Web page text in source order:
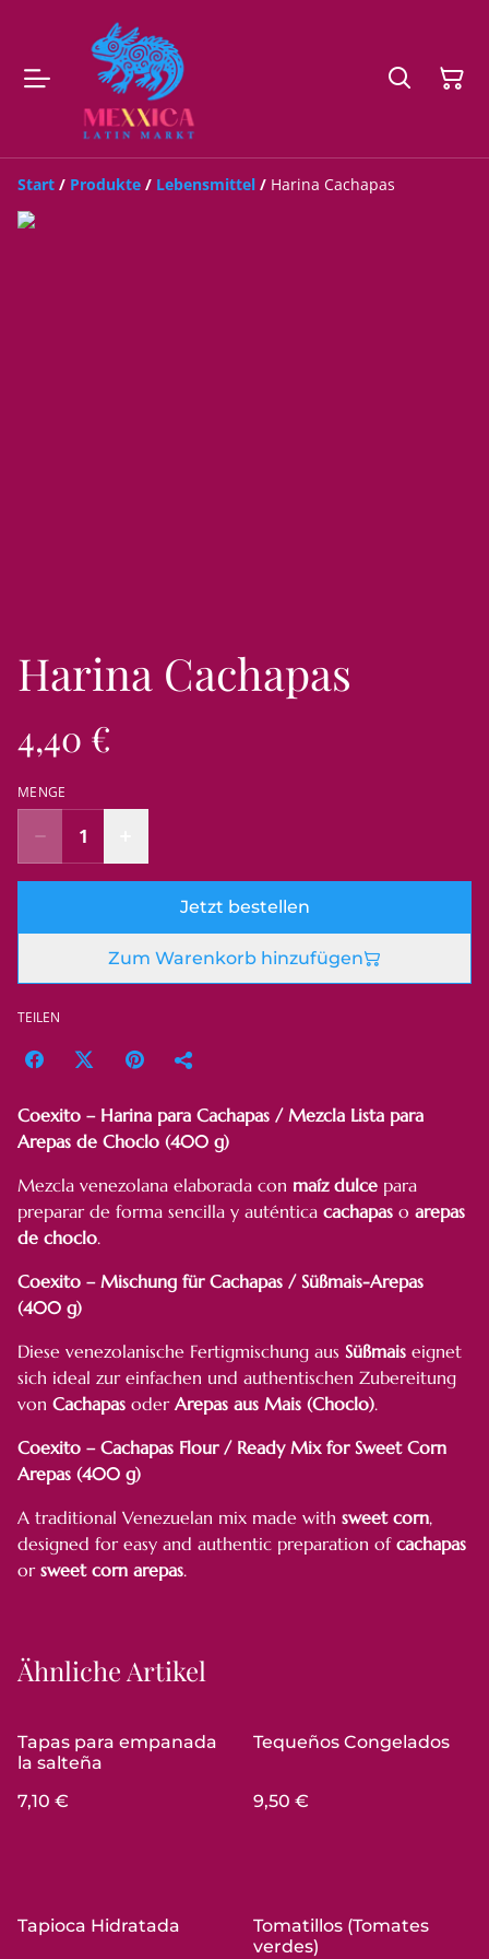
Start / Produkte / Lebensmittel / Harina Cachapas
Harina Cachapas
4,40 €
MENGE
Jetzt bestellen
Zum Warenkorb hinzufügen
TEILEN
Coexito – Harina para Cachapas / Mezcla Lista para
Arepas de Choclo (400 g)
Mezcla venezolana elaborada con maíz dulce para
preparar de forma sencilla y auténtica cachapas o arepas
de choclo.
Coexito – Mischung für Cachapas / Süßmais-Arepas
(400 g)
Diese venezolanische Fertigmischung aus Süßmais eignet
sich ideal zur einfachen und authentischen Zubereitung
von Cachapas oder Arepas aus Mais (Choclo).
Coexito – Cachapas Flour / Ready Mix for Sweet Corn
Arepas (400 g)
A traditional Venezuelan mix made with sweet corn,
designed for easy and authentic preparation of cachapas
or sweet corn arepas.
Ähnliche Artikel
Tapas para empanada
la salteña
7,10 €
Tequeños Congelados
9,50 €
Tapioca Hidratada
Tomatillos (Tomates
verdes)